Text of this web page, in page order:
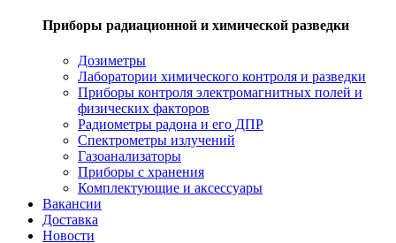
Приборы радиационной и химической разведки
Дозиметры
Лаборатории химического контроля и разведки
Приборы контроля электромагнитных полей и
физических факторов
Радиометры радона и его ДПР
Спектрометры излучений
Газоанализаторы
Приборы с хранения
Комплектующие и аксессуары
Вакансии
Доставка
Новости